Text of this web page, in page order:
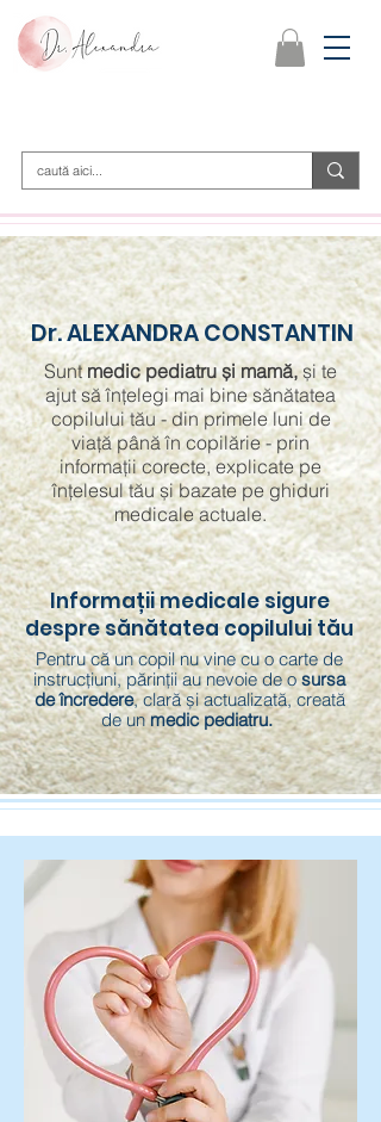
Dr. ALEXANDRA CONSTANTIN
​Suntmedic pediatru și mamă,și te
ajut să înțelegi mai bine sănătatea
copilului tău - din primele luni de
viață până în copilărie - prin
informații corecte, explicate pe
înțelesul tău și bazate pe ghiduri
medicale actuale.
Informații medicale sigure
despre sănătatea copilului tău
Pentru că un copil nu vine cu o carte de
instrucțiuni, părinții au nevoie de osursa
de încredere, clară și actualizată, creată
de unmedic pediatru.